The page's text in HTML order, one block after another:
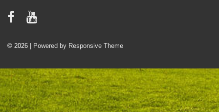
Menü
© 2026 | Powered by Responsive Theme